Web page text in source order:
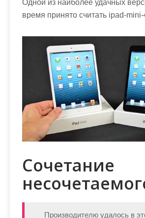
Одной из наиболее удачных
время принято считать ipad-mini-
Сочетание
Производителю удалось в